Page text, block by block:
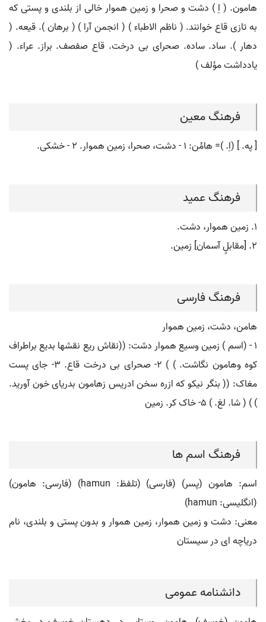
هامون. ( اِ ) دشت و صحرا و زمین هموار خالی از بلندی و پستی که
به تازی قاع خوانند. ( ناظم الاطباء ) ( انجمن آرا ) ( برهان ). قیعه. (
دهار ). ساد. ساده. صحرای بی درخت. قاع صفصف. براز. عراء. (
یادداشت مؤلف )
فرهنگ معین
[ په. ] (اِ. )= هامُن: ۱ - دشت، صحرا، زمین هموار. ۲ - خشکی.
فرهنگ عمید
۱. زمین هموار، دشت.
۲. [مقابلِِ آسمان] زمین.
فرهنگ فارسی
هامن، دشت، زمین هموار
۱ - (اسم ) زمین وسیع هموار دشت: ((نقاش ریع نقشها بدیع براطراف
کوه وهامون نگاشت. ) ) ۲- صحرای بی درخت قاع. ۳- جای پست
مغاک: (( بنگر نیکو که ازره سخن ادریس زهامون بدریای خون آورید.
) ) ( شا. لغ. ) ۵- خاک کر. زمین
فرهنگ اسم ها
اسم: هامون (پسر) (فارسی) (تلفظ: hamun) (فارسی: هامون)
(انگلیسی: hamun)
معنی: دشت و زمین هموار، زمین هموار و بدون پستی و بلندی، نام
دریاچه ای در سیستان
دانشنامه عمومی